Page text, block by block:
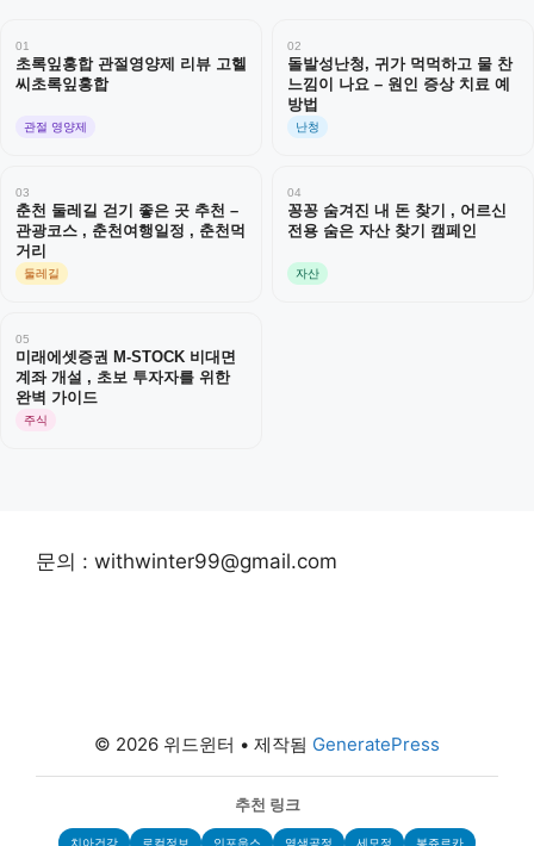
01
초록잎홍합 관절영양제 리뷰 고헬
씨초록잎홍합
관절 영양제
02
돌발성난청, 귀가 먹먹하고 물 찬
느낌이 나요 – 원인 증상 치료 예
방법
난청
03
춘천 둘레길 걷기 좋은 곳 추천 –
관광코스 , 춘천여행일정 , 춘천먹
거리
둘레길
04
꽁꽁 숨겨진 내 돈 찾기 , 어르신
전용 숨은 자산 찾기 캠페인
자산
05
미래에셋증권 M-STOCK 비대면
계좌 개설 , 초보 투자자를 위한
완벽 가이드
주식
문의 : withwinter99@gmail.com
© 2026 위드윈터 • 제작됨 GeneratePress
추천 링크
치아건강 로컬정보 인포웁스 염색공정 세모정 봉쥬르카